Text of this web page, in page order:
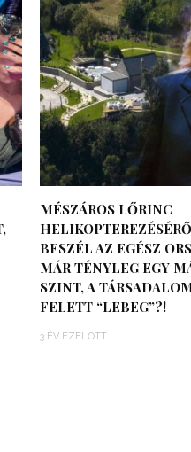
MÉSZÁROS LŐRINC
BESZÉL AZ EGÉSZ
MÁR TÉNYLEG EGY
SZINT, A
FELETT “LEBEG”?!
3 ÉV EZELŐTT